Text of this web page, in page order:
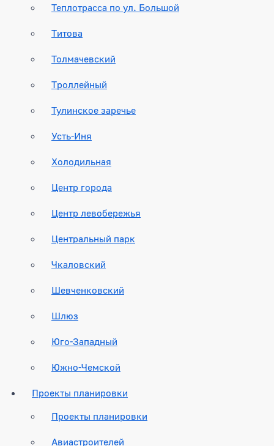
Теплотрасса по ул. Большой
Титова
Толмачевский
Троллейный
Тулинское заречье
Усть-Иня
Холодильная
Центр города
Центр левобережья
Центральный парк
Чкаловский
Шевченковский
Шлюз
Юго-Западный
Южно-Чемской
Проекты планировки
Проекты планировки
Авиастроителей